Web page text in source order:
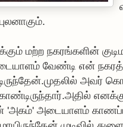
மற்ற நகரங்களின்
வேண்டி என்
அவர்
'அகம்' அடையாளம்